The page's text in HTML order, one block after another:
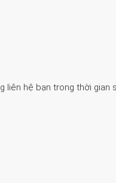
liên hệ bạn trong thời gian